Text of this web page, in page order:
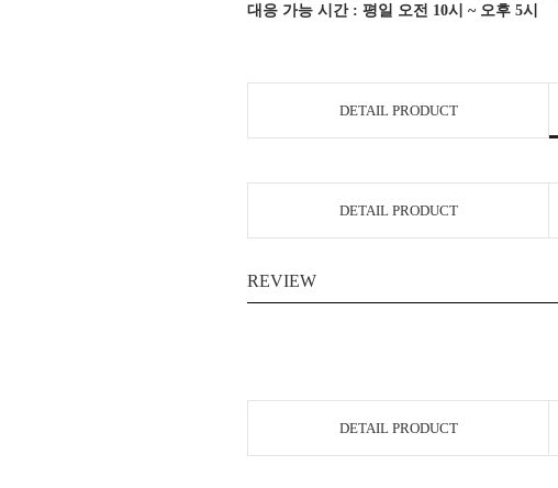
대응 가능 시간 : 평일 오전 10시 ~ 오후 5시
DETAIL PRODUCT
DETAIL PRODUCT
REVIEW
DETAIL PRODUCT